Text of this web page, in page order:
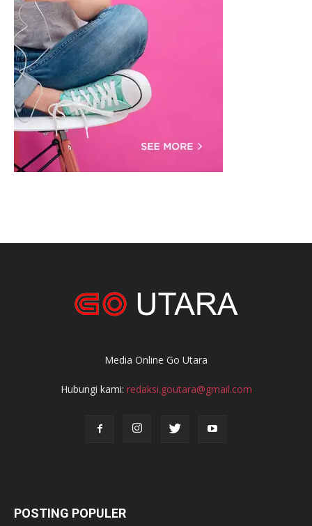
Media Online Go Utara
Hubungi kami: redaksi.goutara@gmail.com
POSTING POPULER